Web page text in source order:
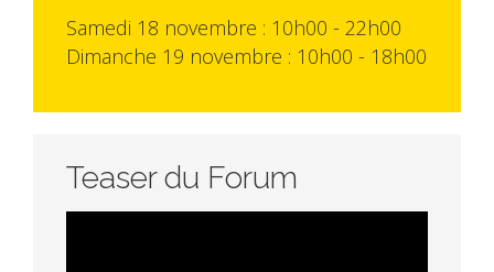
Samedi 18 novembre : 10h00 - 22h00
Dimanche 19 novembre : 10h00 - 18h00
Teaser du Forum